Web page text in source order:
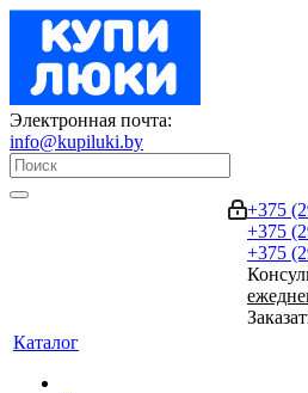
Электронная почта:
info@kupiluki.by
+375
+375
+375
Каталог